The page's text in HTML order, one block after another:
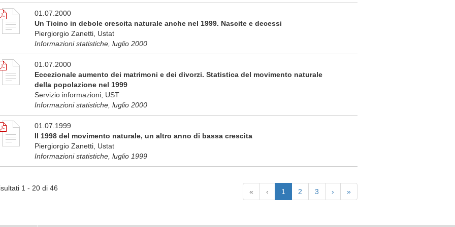
01.07.2000
Un Ticino in debole crescita naturale anche nel 1999. Nascite e decessi
Piergiorgio Zanetti, Ustat
Informazioni statistiche, luglio 2000
01.07.2000
Eccezionale aumento dei matrimoni e dei divorzi. Statistica del movimento naturale
della popolazione nel 1999
Servizio informazioni, UST
Informazioni statistiche, luglio 2000
01.07.1999
Il 1998 del movimento naturale, un altro anno di bassa crescita
Piergiorgio Zanetti, Ustat
Informazioni statistiche, luglio 1999
1 - 20 di 46 « ‹ 1 2 3 › »